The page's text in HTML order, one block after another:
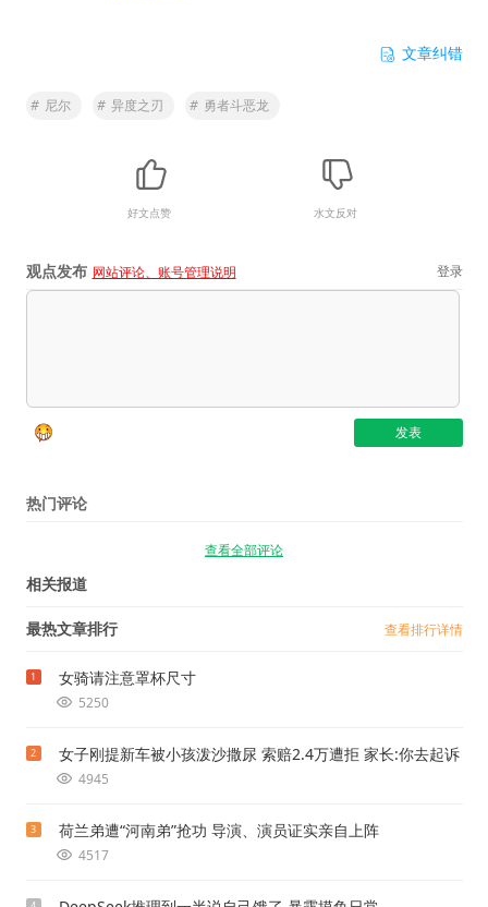
文章纠错
# 尼尔 # 异度之刃 # 勇者斗恶龙
好文点赞 水文反对
观点发布 网站评论、账号管理说明 登录
热门评论
查看全部评论
相关报道
最热文章排行 查看排行详情
1 女骑请注意罩杯尺寸
5250
2 女子刚提新车被小孩泼沙撒尿 索赔2.4万遭拒 家长:你去起诉
4945
3 荷兰弟遭“河南弟”抢功 导演、演员证实亲自上阵
4517